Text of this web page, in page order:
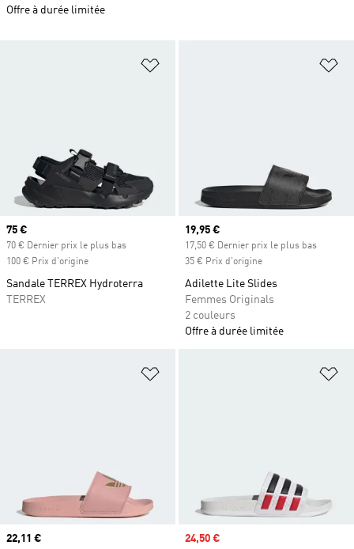
Ajouter à la Liste de produits
Prix actuel
75 €
70 € Dernier prix le plus bas
100 € Prix d'origine
Sandale TERREX Hydroterra
TERREX
Prix actuel
19,95 €
17,50 € Dernier prix le plus bas
35 € Prix d'origine
Adilette Lite Slides
Femmes Originals
2 couleurs
Offre à durée limitée
Ajouter à la Liste de produits
Prix actuel
22,11 € Prix soldé
24,50 €
Offre à durée limitée